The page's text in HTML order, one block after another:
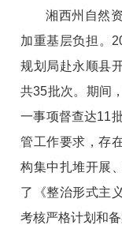
湘西州自然
加重基层负担。
规划局赴永顺县
共35批次。期间
一事项督查达11
管工作要求，存
构集中扎堆开展
了《整治形式主
考核严格计划和